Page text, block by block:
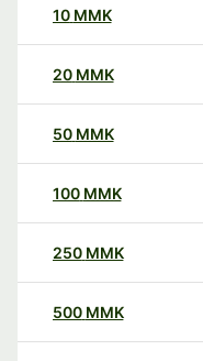
10 MMK
20 MMK
50 MMK
100 MMK
250 MMK
500 MMK